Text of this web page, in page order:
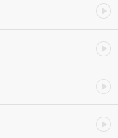
出了象山路。象山的鼻
的阳光也被新修的楼房
们仍然说着，说着口是
福的，「我」始终无法
。「我」始终知道他们
，离开那里，埋葬那